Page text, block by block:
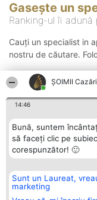
ȘOIMII
14:46
Bună, suntem
să faceți clic pe
corespunzător! 🙂
Sunt un Laureat,
marketing
Gasește un
Ranking-ul îi
Cauți un specialist in
nostru de căutare.
Organizator Ranking
BRIGHT SOLUTIONS BR SRL
Aleea Timisul De Sus 2 Bl. A30